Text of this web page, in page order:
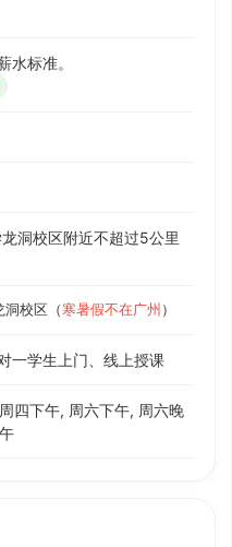
水标准。
洞校区附近不超过5公里
洞校区（寒暑假不在广州）
一学生上门、线上授课
四下午, 周六下午, 周六晚